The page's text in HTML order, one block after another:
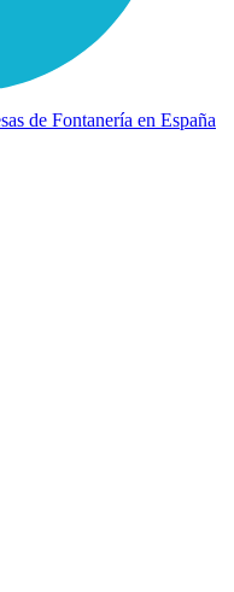
de Fontanería en España